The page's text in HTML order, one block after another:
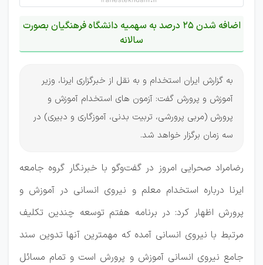
اضافه شدن 25 درصد به سهمیه دانشگاه فرهنگیان بصورت
سالانه
به گزارش ایران استخدام و به نقل از خبرگزاری ایرنا، وزیر
آموزش و پرورش گفت: آزمون های استخدام آموزش و
پرورش (مربی پرورشی، تربیت بدنی، آموزگاری و دبیری) در
سه زمان برگزار خواهد شد.
رضامراد صحرایی امروز در گفت‌وگو با خبرنگار گروه جامعه
ایرنا درباره استخدام معلم و نیروی انسانی در آموزش و
پرورش اظهار کرد: در برنامه هفتم توسعه چندین تکلیف
مرتبط با نیروی انسانی آمده که مهمترین آنها تدوین سند
جامع نیروی انسانی آموزش و پرورش است و تمام مسائل